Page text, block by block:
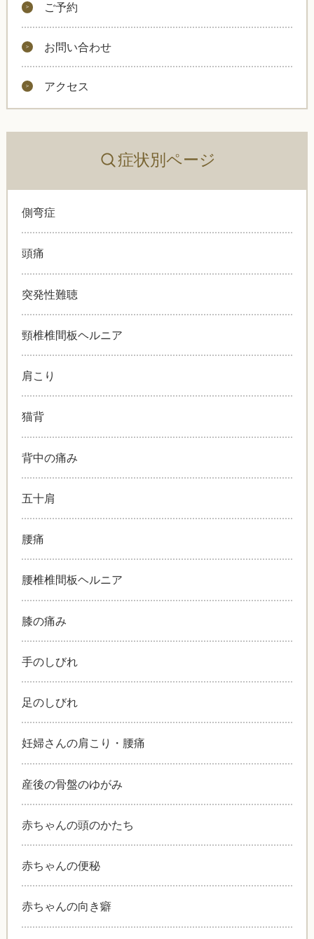
ご予約
お問い合わせ
アクセス
症状別ページ
側弯症
頭痛
突発性難聴
頸椎椎間板ヘルニア
肩こり
猫背
背中の痛み
五十肩
腰痛
腰椎椎間板ヘルニア
膝の痛み
手のしびれ
足のしびれ
妊婦さんの肩こり・腰痛
産後の骨盤のゆがみ
赤ちゃんの頭のかたち
赤ちゃんの便秘
赤ちゃんの向き癖